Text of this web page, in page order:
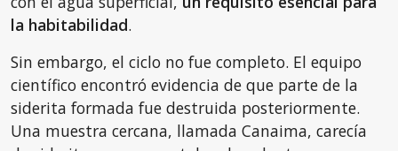
la habitabilidad.
Sin embargo, el ciclo no fue completo. El equipo
científico encontró evidencia de que parte de la
siderita formada fue destruida posteriormente.
Una muestra cercana, llamada Canaima, carecía